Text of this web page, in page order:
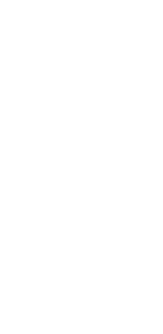
điều dưỡng
là: